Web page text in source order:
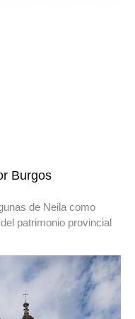
Burgos
de Neila como
patrimonio provincial